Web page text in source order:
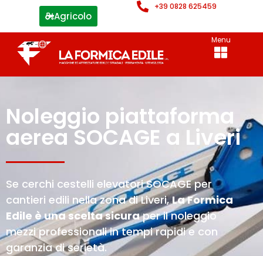
Agricolo
+39 0828 625459
Menu
Noleggio piattaforma
aerea SOCAGE a Liveri
Se cerchi cestelli elevatori SOCAGE per
cantieri edili nella zona di Liveri,La Formica
Edile è una scelta sicuraper il noleggio
mezzi professionali in tempi rapidi e con
garanzia di serietà.